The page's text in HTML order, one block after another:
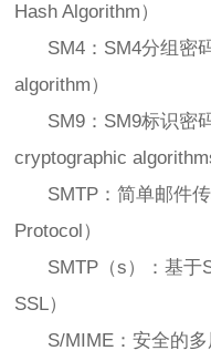
Hash Algorithm）
SM4：SM4分组密
algorithm）
SM9：SM9标识密
cryptographic
SMTP：简单邮件传
Protocol）
SMTP（s）：基于
SSL）
S/MIME：安全的多